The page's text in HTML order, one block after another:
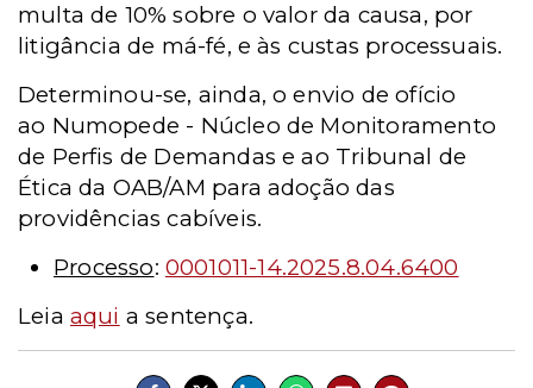
multa de 10% sobre o valor da causa, por
litigância de má-fé, e às custas processuais.
Determinou-se, ainda, o envio de ofício
ao Numopede - Núcleo de Monitoramento
de Perfis de Demandas e ao Tribunal de
Ética da OAB/AM para adoção das
providências cabíveis.
Processo: 0001011-14.2025.8.04.6400
Leia aqui a sentença.